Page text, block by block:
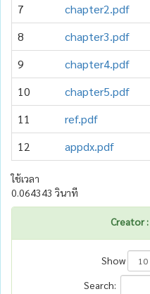
7
chapter2.pdf
8
chapter3.pdf
9
chapter4.pdf
10
chapter5.pdf
11
ref.pdf
12
appdx.pdf
ใช้เวลา
0.064343 วินาที
Creator :
Show
Search: